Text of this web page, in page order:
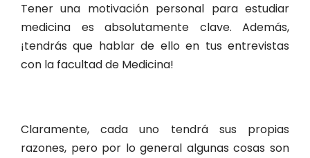
Tener una motivación personal para estudiar
medicina es absolutamente clave. Además,
¡tendrás que hablar de ello en tus entrevistas
con la facultad de Medicina!
Claramente, cada uno tendrá sus propias
razones, pero por lo general algunas cosas son